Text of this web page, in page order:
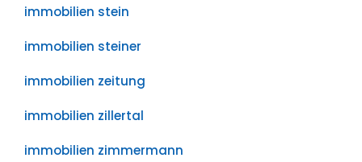
immobilien stein
immobilien steiner
immobilien zeitung
immobilien zillertal
immobilien zimmermann